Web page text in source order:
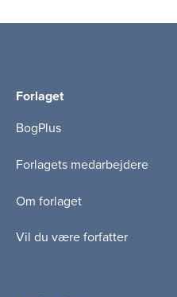
Forlaget
BogPlus
Forlagets medarbejdere
Om forlaget
Vil du være forfatter